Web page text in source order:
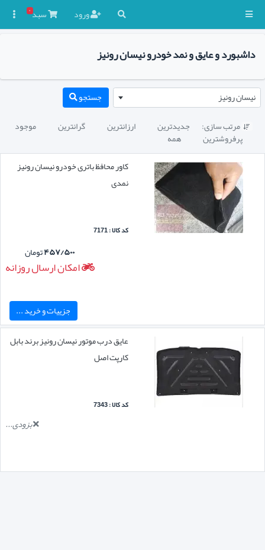
ورود سبد۰
داشبورد و عایق و نمد خودرو نیسان رونیز
نیسان رونیز جستجو
 مرتب سازی: جدیدترین ارزانترین گرانترین موجود
پرفروشترین
همه
کاور محافظ باتری خودرو نیسان رونیز
نمدی
کد کالا : 7171
۴۵۷/۵۰۰تومان
امکان ارسال روزانه
جزییات و خرید ...
عایق درب موتور نیسان رونیز برند بابل
کارپت اصل
کد کالا : 7343
بزودی...